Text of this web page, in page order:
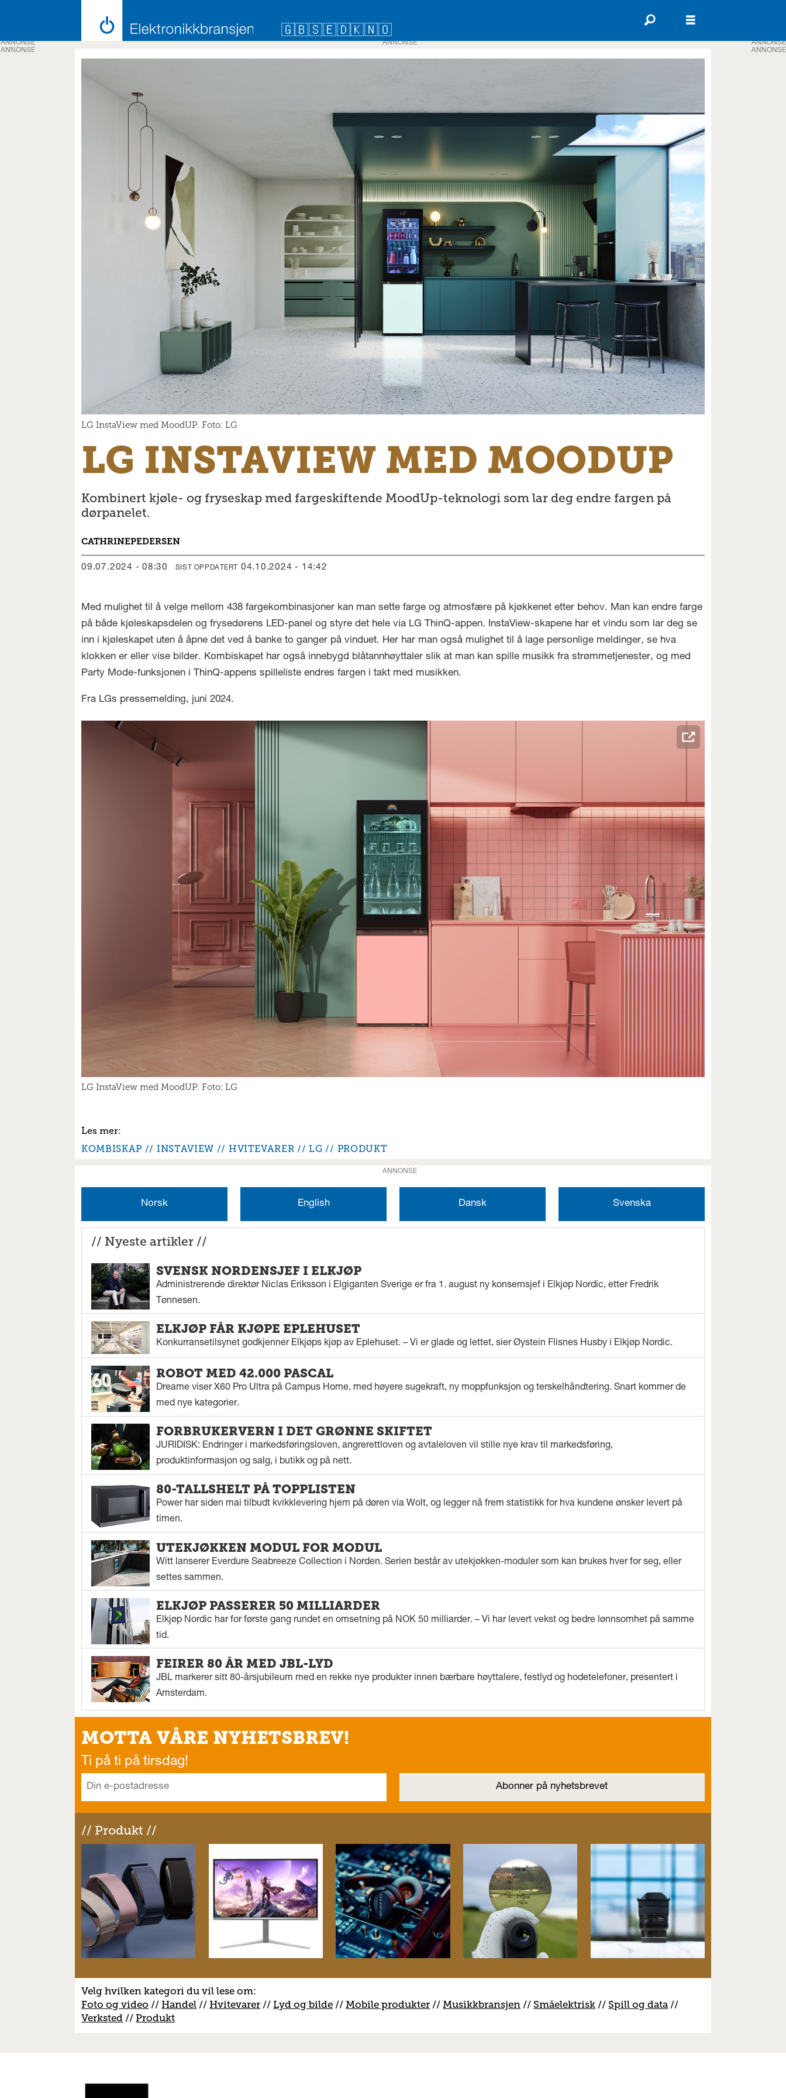
🇬🇧🇸🇪🇩🇰🇳🇴
ANNONSE
LG InstaView med MoodUP. Foto: LG
LG INSTAVIEW MED MOODUP
Kombinert kjøle- og fryseskap med fargeskiftende MoodUp-teknologi som lar deg endre fargen på
dørpanelet.
CATHRINEPEDERSEN
09.07.2024 - 08:30 SIST OPPDATERT 04.10.2024 - 14:42
Med mulighet til å velge mellom 438 fargekombinasjoner kan man sette farge og atmosfære på kjøkkenet etter behov. Man kan endre farge
på både kjøleskapsdelen og frysedørens LED-panel og styre det hele via LG ThinQ-appen. InstaView-skapene har et vindu som lar deg se
inn i kjøleskapet uten å åpne det ved å banke to ganger på vinduet. Her har man også mulighet til å lage personlige meldinger, se hva
klokken er eller vise bilder. Kombiskapet har også innebygd blåtannhøyttaler slik at man kan spille musikk fra strømmetjenester, og med
Party Mode-funksjonen i ThinQ-appens spilleliste endres fargen i takt med musikken.
Fra LGs pressemelding, juni 2024.
LG InstaView med MoodUP. Foto: LG
KOMBISKAP INSTAVIEW HVITEVARER LG PRODUKT
ANNONSE
Norsk English Dansk Svenska
// Nyeste artikler //
SVENSK NORDENSJEF I ELKJØP
Administrerende direktør Niclas Eriksson i Elgiganten Sverige er fra 1. august ny konsernsjef i Elkjøp Nordic, etter Fredrik
Tønnesen.
ELKJØP FÅR KJØPE EPLEHUSET
Konkurransetilsynet godkjenner Elkjøps kjøp av Eplehuset. – Vi er glade og lettet, sier Øystein Flisnes Husby i Elkjøp Nordic.
ROBOT MED 42.000 PASCAL
Dreame viser X60 Pro Ultra på Campus Home, med høyere sugekraft, ny moppfunksjon og terskelhåndtering. Snart kommer de
med nye kategorier.
FORBRUKERVERN I DET GRØNNE SKIFTET
JURIDISK: Endringer i markedsføringsloven, angrerettloven og avtaleloven vil stille nye krav til markedsføring,
produktinformasjon og salg, i butikk og på nett.
80-TALLSHELT PÅ TOPPLISTEN
Power har siden mai tilbudt kvikklevering hjem på døren via Wolt, og legger nå frem statistikk for hva kundene ønsker levert på
timen.
UTEKJØKKEN MODUL FOR MODUL
Witt lanserer Everdure Seabreeze Collection i Norden. Serien består av utekjøkken-moduler som kan brukes hver for seg, eller
settes sammen.
ELKJØP PASSERER 50 MILLIARDER
Elkjøp Nordic har for første gang rundet en omsetning på NOK 50 milliarder. – Vi har levert vekst og bedre lønnsomhet på samme
tid.
FEIRER 80 ÅR MED JBL-LYD
JBL markerer sitt 80-årsjubileum med en rekke nye produkter innen bærbare høyttalere, festlyd og hodetelefoner, presentert i
Amsterdam.
MOTTA VÅRE NYHETSBREV!
Ti på ti på tirsdag!
// Produkt //
Velg hvilken kategori du vil lese om:
Foto og video //Handel //Hvitevarer // Lyd og bilde //Mobile produkter //Musikkbransjen // Småelektrisk // Spill og data //
Verksted //Produkt
ANNONSE
ANNONSE
ANNONSE
ANNONSE